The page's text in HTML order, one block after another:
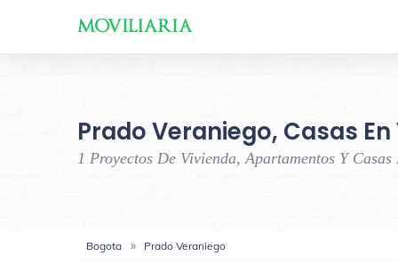
Prado Veraniego, Casas
1 Proyectos De Vivienda, Apartamentos Y
Bogota Prado Veraniego